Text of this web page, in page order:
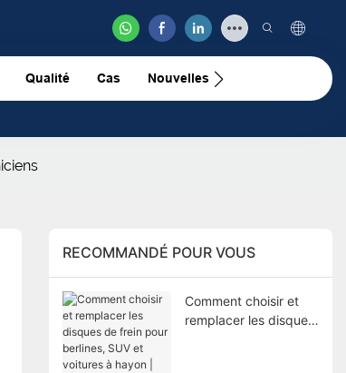
Qualité Cas Nouvelles Nous Contacter
RECOMMANDÉ POUR VOUS
Comment choisir et
remplacer les disques